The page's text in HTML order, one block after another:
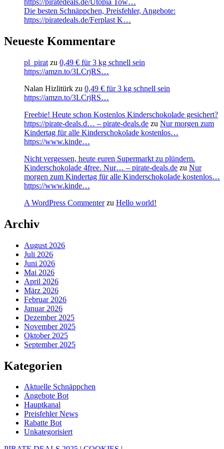
https://piratedeals.de/Utopia Tow…
Die besten Schnäppchen, Preisfehler, Angebote:
https://piratedeals.de/Ferplast K…
Neueste Kommentare
pl_pirat zu 0,49 € für 3 kg schnell sein
https://amzn.to/3LCrjRS…
Nalan Hizlitürk zu 0,49 € für 3 kg schnell sein
https://amzn.to/3LCrjRS…
Freebie! Heute schon Kostenlos Kinderschokolade gesichert?
https://pirate-deals.d… – pirate-deals.de zu Nur morgen zum
Kindertag für alle Kinderschokolade kostenlos…
https://www.kinde…
Nicht vergessen, heute euren Supermarkt zu plündern.
Kinderschokolade 4free. Nur… – pirate-deals.de zu Nur
morgen zum Kindertag für alle Kinderschokolade kostenlos…
https://www.kinde…
A WordPress Commenterzu Hello world!
Archiv
August 2026
Juli 2026
Juni 2026
Mai 2026
April 2026
März 2026
Februar 2026
Januar 2026
Dezember 2025
November 2025
Oktober 2025
September 2025
Kategorien
Aktuelle Schnäppchen
Angebote Bot
Hauptkanal
Preisfehler News
Rabatte Bot
Unkategorisiert